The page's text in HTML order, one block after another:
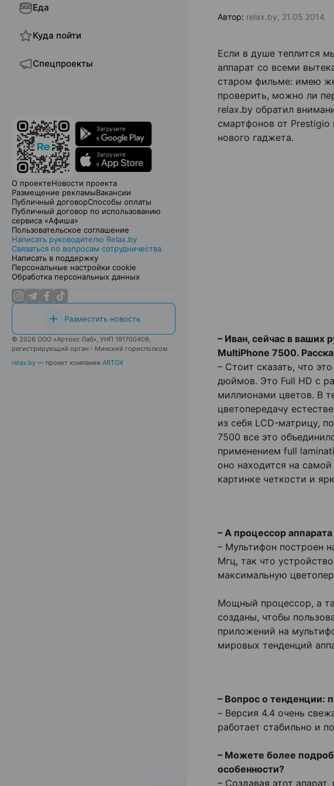
Еда
Куда пойти
Спецпроекты
О проектеНовости проекта
Размещение рекламыВакансии
Публичный договорСпособы оплаты
Публичный договор по использованию
сервиса «Афиша»
Пользовательское соглашение
Написать руководителю Relax.by
Связаться по вопросам сотрудничества
Написать в поддержку
Персональные настройки cookie
Обработка персональных данных
Разместить новость
© 2026 ООО «Артокс Лаб», УНП 191700409,
регистрирующий орган - Минский горисполком
relax.by — проект компании ARTOX
Автор: relax.by, 21.05.2014
Если в душе теплится
аппарат со всеми
старом фильме: имею
проверить, можно ли
relax.by обратил
смартфонов от Prestigio
нового гаджета.
– Иван, сейчас в ваших
MultiPhone 7500.
– Стоит сказать, что
дюймов. Это Full HD с
миллионами цветов. В
цветопередачу
из себя LCD-матрицу,
7500 все это
применением full
оно находится на
картинке четкости и
– А процессор аппарата
– Мультифон построен
Мгц, так что
максимальную
Мощный процессор, а
созданы, чтобы
приложений на
мировых тенденций
– Вопрос о тенденции:
– Версия 4.4 очень
работает стабильно и
– Можете более
особенности?
– Создавая этот